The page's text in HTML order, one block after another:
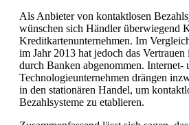
Als Anbieter von kontaktlosen
wünschen sich Händler überwiegend
Kreditkartenunternehmen. Im
im Jahr 2013 hat jedoch das
durch Banken abgenommen. Internet-
Technologieunternehmen drängen
in den stationären Handel, um
Bezahlsysteme zu etablieren.